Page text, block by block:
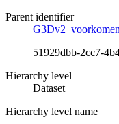
Parent identifier
51929dbb-2cc7-
Hierarchy level
Dataset
Hierarchy level name